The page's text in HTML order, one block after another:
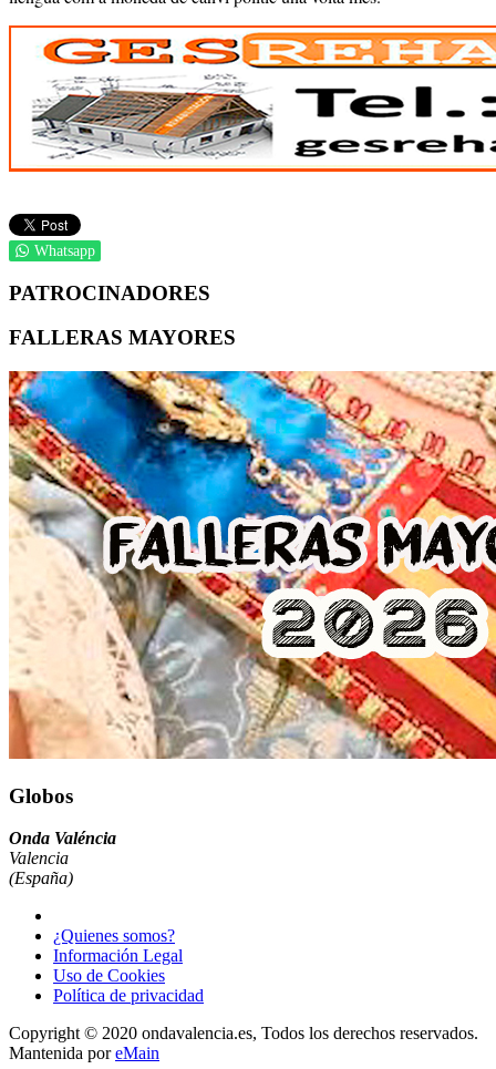
Whatsapp
PATROCINADORES
FALLERAS MAYORES
Globos
Onda Valéncia
Valencia
(España)
¿Quienes somos?
Información Legal
Uso de Cookies
Política de privacidad
Copyright © 2020 ondavalencia.es, Todos los derechos reservados.
Mantenida poreMain